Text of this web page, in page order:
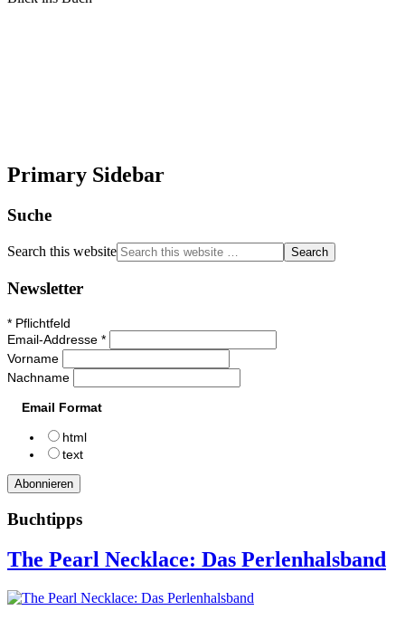
Primary Sidebar
Suche
Search this website
Newsletter
* Pflichtfeld
Email-Addresse *
Vorname
Nachname
Email Format
html
text
Buchtipps
The Pearl Necklace: Das Perlenhalsband